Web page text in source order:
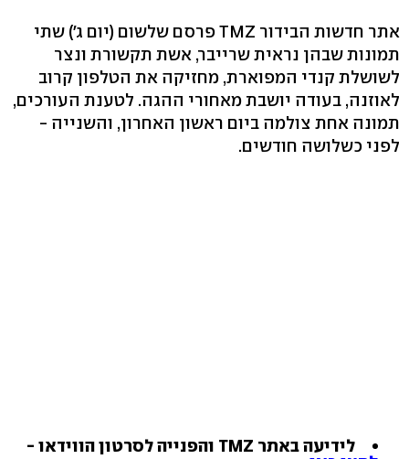
אתר חדשות הבידור TMZ פרסם שלשום (יום ג') שתי
תמונות שבהן נראית שרייבר, אשת תקשורת ונצר
לשושלת קנדי המפוארת, מחזיקה את הטלפון קרוב
לאוזנה, בעודה יושבת מאחורי ההגה. לטענת העורכים,
תמונה אחת צולמה ביום ראשון האחרון, והשנייה -
לפני כשלושה חודשים.
לידיעה באתר TMZ והפנייה לסרטון הווידאו -